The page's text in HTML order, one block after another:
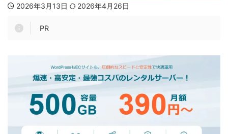
2026年3月13日 2026年4月26日
PR